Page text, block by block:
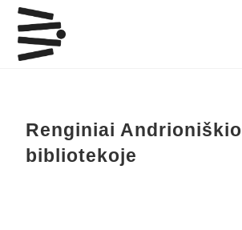
Renginiai Andrioniškio
bibliotekoje